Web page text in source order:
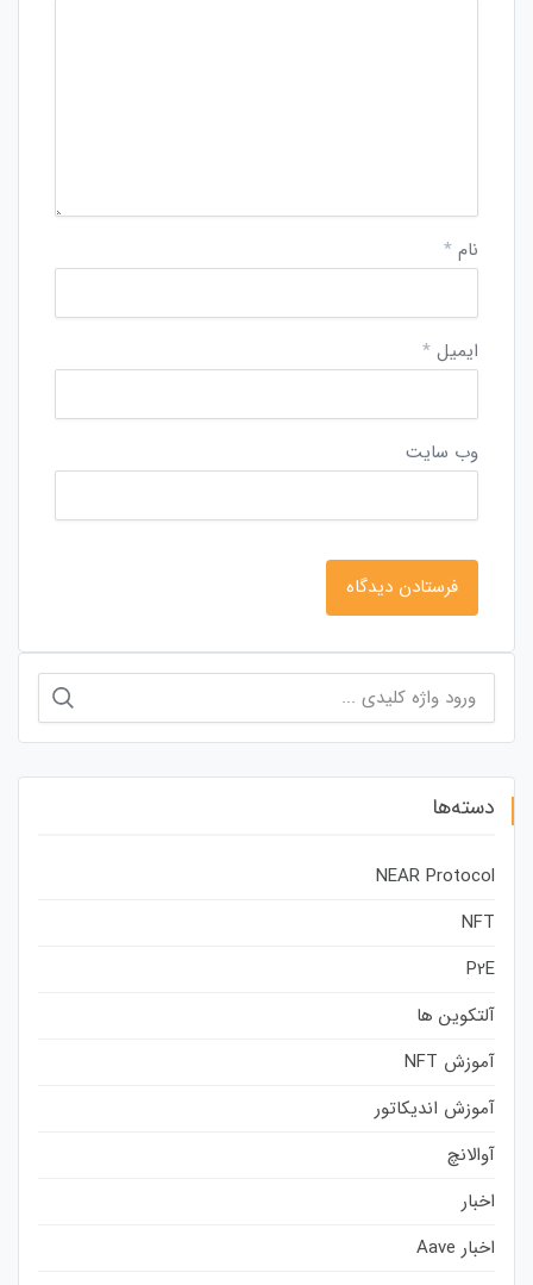
نام *
ایمیل *
وب‌ سایت
برای:
دسته‌ها
NEAR Protocol
NFT
P2E
آلتکوین ها
آموزش NFT
آموزش اندیکاتور
آوالانچ
اخبار
اخبار Aave